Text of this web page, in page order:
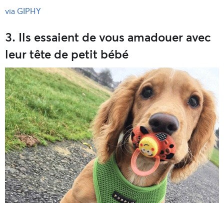
via GIPHY
3. Ils essaient de vous amadouer avec
leur tête de petit bébé